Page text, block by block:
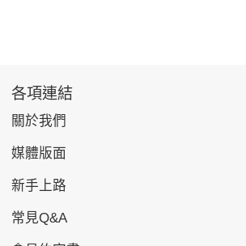
各項連結
關於我們
媒體版面
新手上路
常見Q&A